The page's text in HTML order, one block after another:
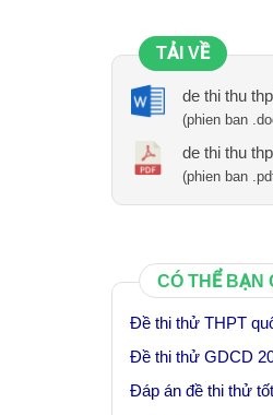
TẢI VỀ
de thi thu
(phien ban
de thi thu
(phien ban
CÓ THỂ BẠN
Đề thi thử THPT
Đề thi thử GDCD
Đáp án đề thi thử